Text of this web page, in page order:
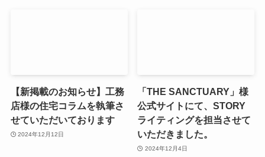
【新掲載のお知らせ】工務
店様の住宅コラムを執筆さ
せていただいております
2024年12月12日
「THE SANCTUARY」様
公式サイトにて、STORY
ライティングを担当させて
いただきました。
2024年12月4日